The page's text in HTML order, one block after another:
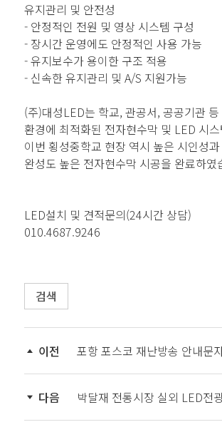
유지관리 및 안전성
- 안정적인 전원 및 영상 시스템 구성
- 장시간 운영에도 안정적인 사용 가능
- 유지보수가 용이한 구조 적용
- 신속한 유지관리 및 A/S 지원가능
(주)대성LED는 학교, 관공서, 공공기관
환경에 최적화된 전자현수막 및 LED 시
이번 횡성중학교 현장 역시 높은 시인성
완성도 높은 전자현수막 시공을 완료하였
LED설치 및 견적문의(24시간 상담)
010.4687.9246
검색
이전 포항 포스코 재난방송 안내문
다음 박달재 전통시장 실외 LED전